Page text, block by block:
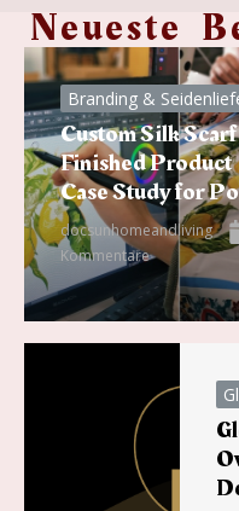
Neueste
Branding &
Custom Silk
Finished
Case Study for
docsunhomeandliving
Kommentare